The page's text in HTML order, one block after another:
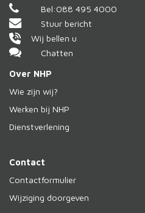
Bel:088 495 4000
Stuur bericht
Wij bellen u
Chatten
Over NHP
Wie zijn wij?
Werken bij NHP
Dienstverlening
Contact
Contactformulier
Wijziging doorgeven